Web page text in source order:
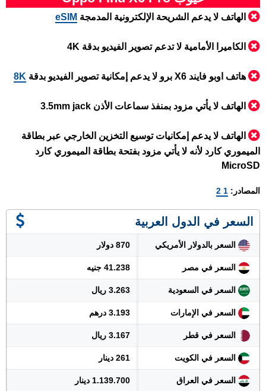
الهاتف لا يدعم الشريحة الإلكترونية المدمجة eSIM
الكاميرا الأمامية لا تدعم تصوير الفيديو بدقة 4K
هاتف اوبو فايند X6 برو لا يدعم إمكانية تصوير الفيديو بدقة 8K
الهاتف لا يأتي مزود بمنفذ سماعات الأذن 3.5mm jack
الهاتف لا يدعم إمكانيات توسيع التخزين الخارجي عبر بطاقة
الميموري كارد لأنه لا يأتي مزود بفتحة بطاقة الميموري كارد
MicroSD
المصادر: 1
السعر في الدول العربية
السعر بالدولار الأمريكي 870 دولار
السعر في مصر 41.238 جنيه
السعر في السعودية 3.263 ريال
السعر في الإمارات 3.193 درهم
السعر في قطر 3.167 ريال
السعر في الكويت 261 دينار
السعر في العراق 1.139.700 دينار